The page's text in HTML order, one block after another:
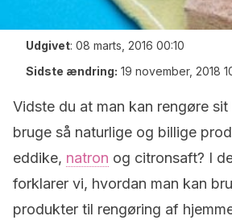
Udgivet: 08 marts, 2016 00:10
Sidste ændring: 19 november, 2018
Vidste du at man kan rengøre
bruge så naturlige og billige
eddike, natron og citronsaft? I
forklarer vi, hvordan man kan
produkter til rengøring af